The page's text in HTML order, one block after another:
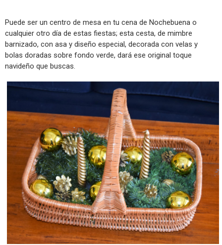
Puede ser un centro de mesa en tu cena de Nochebuena o
cualquier otro día de estas fiestas; esta cesta, de mimbre
barnizado, con asa y diseño especial, decorada con velas y
bolas doradas sobre fondo verde, dará ese original toque
navideño que buscas.